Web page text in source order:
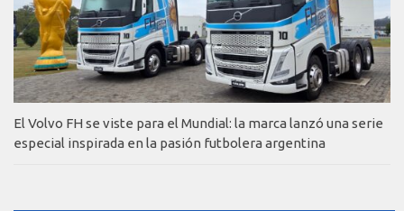
El Volvo FH se viste para el Mundial: la marca lanzó una serie
especial inspirada en la pasión futbolera argentina